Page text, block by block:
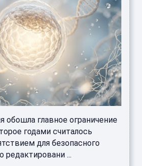
для безопасного
редактировани ...
врач закопала в
30 человеческих